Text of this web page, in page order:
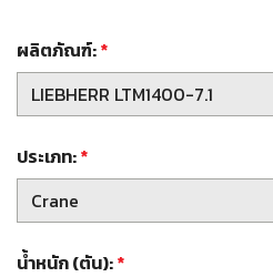
ผลิตภัณฑ์:*
ประเภท:*
น้ำหนัก (ตัน):*